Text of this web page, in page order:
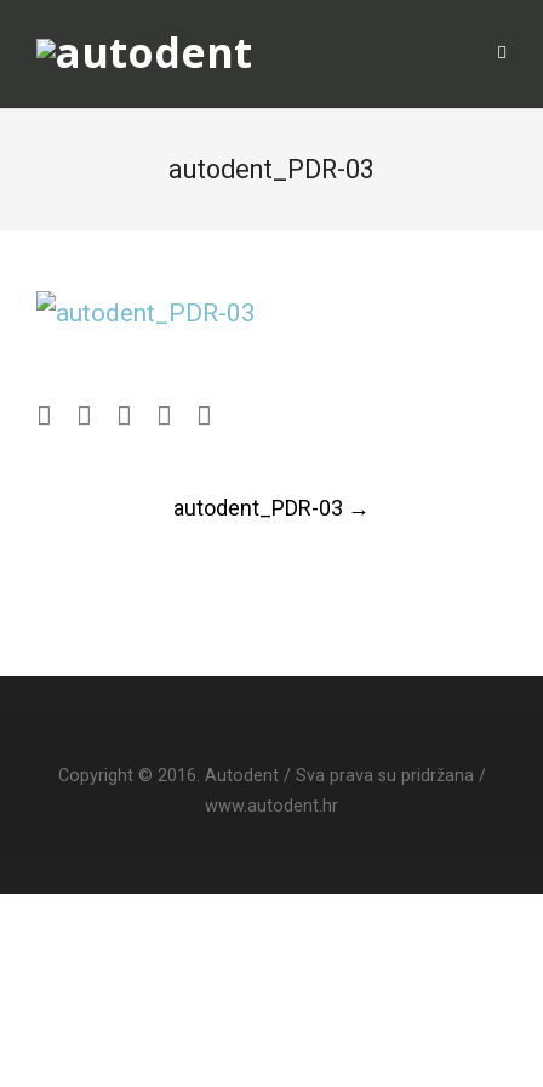
autodent_PDR-03
autodent_PDR-03 →
Copyright © 2016. Autodent / Sva prava su pridržana /
www.autodent.hr